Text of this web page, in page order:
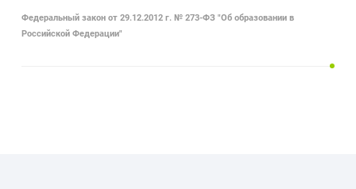
Федеральный закон от 29.12.2012 г. № 273-ФЗ "Об образовании в
Российской Федерации"